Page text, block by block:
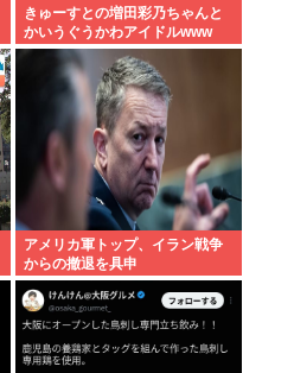
きゅーすとの増田彩乃ちゃんと
かいうぐうかわアイドルwww
アメリカ軍トップ、イラン戦争
からの撤退を具申